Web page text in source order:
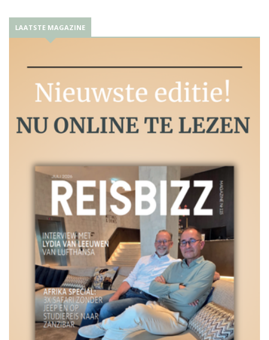
LAATSTE MAGAZINE